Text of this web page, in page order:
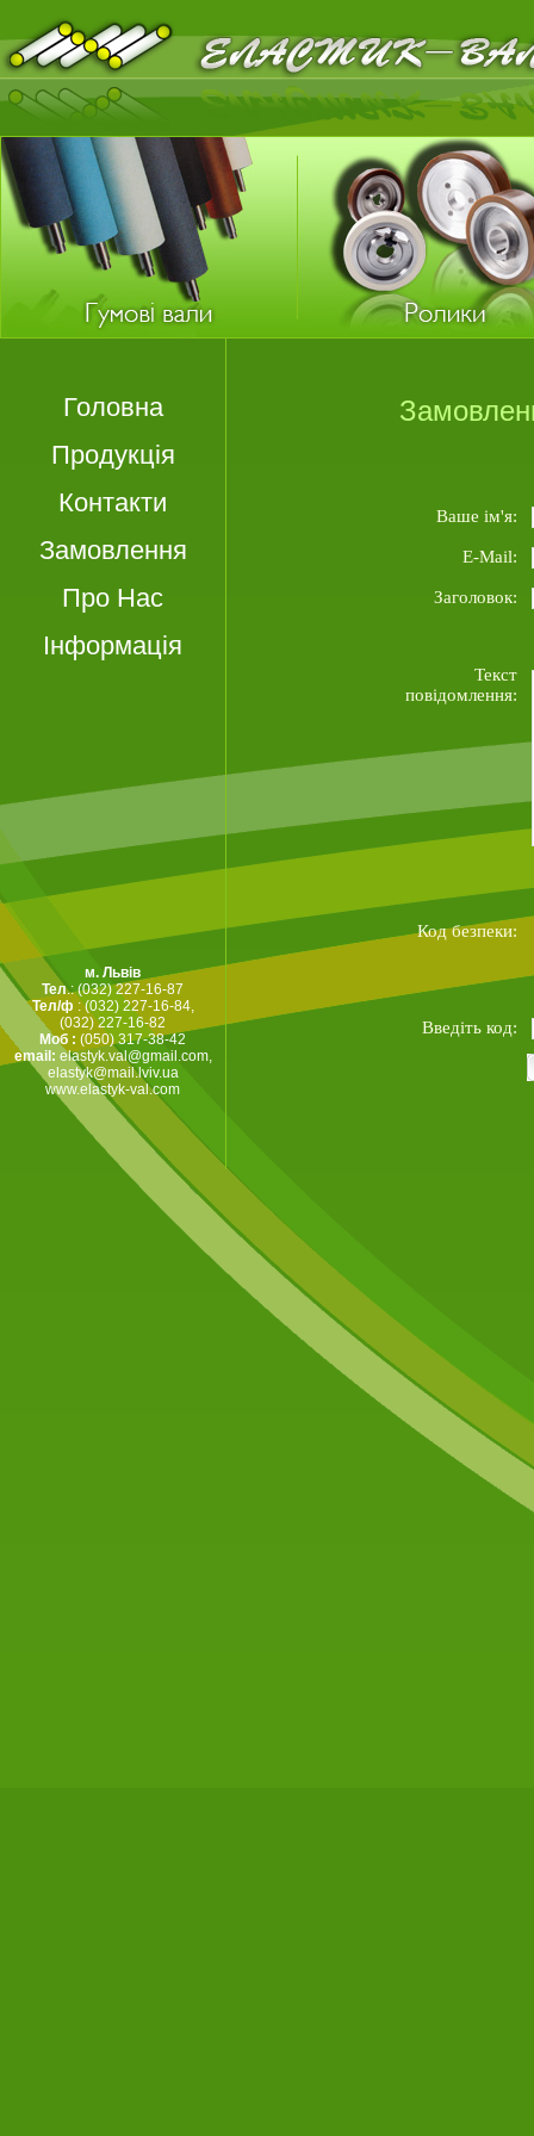
Головна
Продукція
Контакти
Замовлення
Про Нас
Інформація
Ваше ім'я:
E-Mail:
Заголовок:
Текст
повідомлення:
Код безпеки:
Введіть код:
м. Львів
Тел.: (032) 227-16-87
Тел/ф : (032) 227-16-84,
(032) 227-16-82
Моб : (050) 317-38-42
email: elastyk.val@gmail.com,
elastyk@mail.lviv.ua
www.elastyk-val.com